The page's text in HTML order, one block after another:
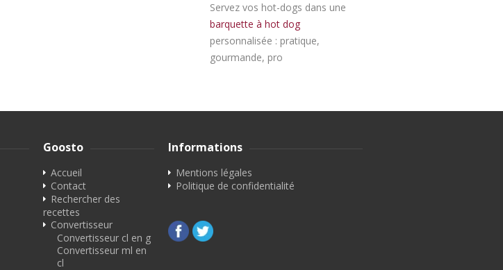
Servez vos hot-dogs dans une
barquette à hot dog
personnalisée : pratique,
gourmande, pro
Goosto
Accueil
Contact
Rechercher des
recettes
Convertisseur
Convertisseur cl en g
Convertisseur ml en
cl
Informations
Mentions légales
Politique de confidentialité